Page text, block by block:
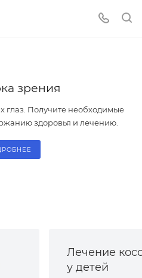
зрения
глаз. Получите необходимые
здоровья и лечению.
Лечение
у детей